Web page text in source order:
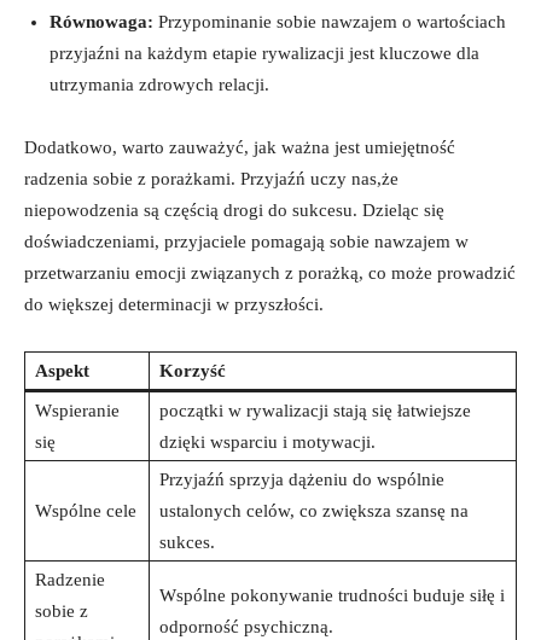
Równowaga: ‌Przypominanie sobie nawzajem o wartościach
przyjaźni na każdym etapie rywalizacji jest kluczowe dla
⁤utrzymania zdrowych relacji.
Dodatkowo, warto zauważyć, jak ważna jest ⁣umiejętność
⁢radzenia sobie z porażkami. ‌Przyjaźń uczy ‌nas,że
‍niepowodzenia są częścią drogi do sukcesu.⁤ Dzieląc‌ się
doświadczeniami, przyjaciele pomagają sobie nawzajem w
przetwarzaniu emocji związanych z porażką, co‌ może prowadzić
do większej determinacji w przyszłości.
Aspekt Korzyść
Wspieranie
się
początki⁢ w rywalizacji⁤ stają‌ się łatwiejsze
dzięki wsparciu i motywacji.
Wspólne cele
Przyjaźń sprzyja dążeniu do wspólnie ​
ustalonych celów, co zwiększa szansę na
sukces.
Radzenie
sobie‍ z
Wspólne‌ pokonywanie trudności buduje siłę i
odporność psychiczną.